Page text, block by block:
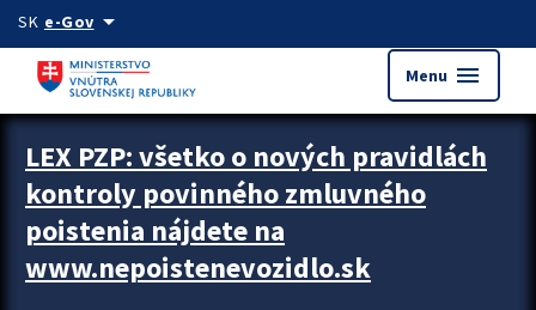
Preskocit na hlavný obsah
SK e-Govarrow_drop_down
Menu menu
Zastavit automatický posun upútavok
LEX PZP: všetko o nových pravidlách
kontroly povinného zmluvného
poistenia nájdete na
www.nepoistenevozidlo.sk